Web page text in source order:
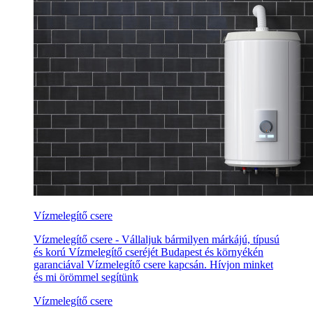
Vízmelegítő csere
Vízmelegítő csere - Vállaljuk bármilyen márkájú, típusú
és korú Vízmelegítő cseréjét Budapest és környékén
garanciával Vízmelegítő csere kapcsán. Hívjon minket
és mi örömmel segítünk
Vízmelegítő csere